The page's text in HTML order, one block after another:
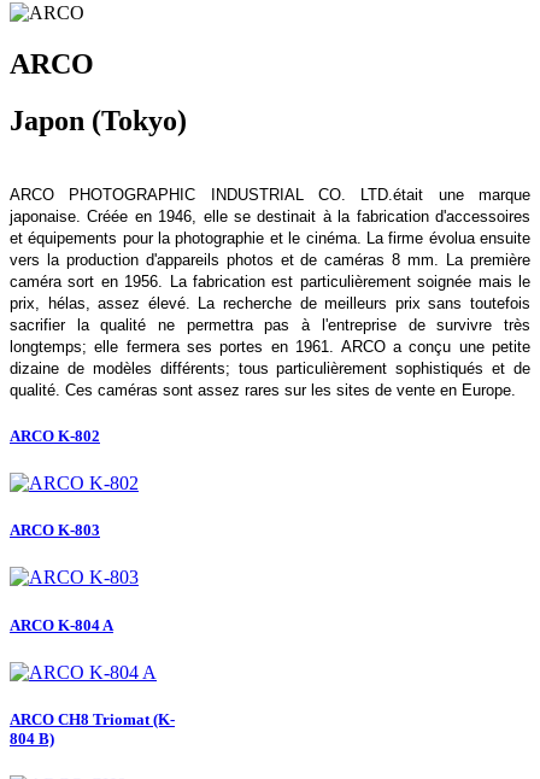
ARCO
Japon (Tokyo)
ARCO PHOTOGRAPHIC INDUSTRIAL CO. LTD.était une marque
japonaise. Créée en 1946, elle se destinait à la fabrication d'accessoires
et équipements pour la photographie et le cinéma. La firme évolua ensuite
vers la production d'appareils photos et de caméras 8 mm. La première
caméra sort en 1956. La fabrication est particulièrement soignée mais le
prix, hélas, assez élevé. La recherche de meilleurs prix sans toutefois
sacrifier la qualité ne permettra pas à l'entreprise de survivre très
longtemps; elle fermera ses portes en 1961. ARCO a conçu une petite
dizaine de modèles différents; tous particulièrement sophistiqués et de
qualité. Ces caméras sont assez rares sur les sites de vente en Europe.
ARCO K-802
ARCO K-803
ARCO K-804 A
ARCO CH8 Triomat (K-
804 B)